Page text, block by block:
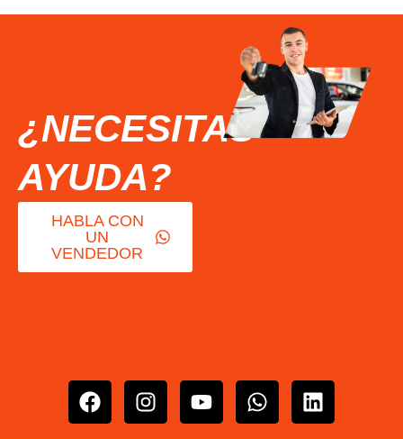
¿NECESITAS
AYUDA?
HABLA CON
UN
VENDEDOR
F
a
I
n
Y
o
W
h
L
i